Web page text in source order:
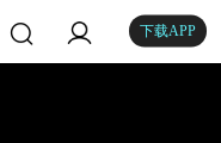
下载APP